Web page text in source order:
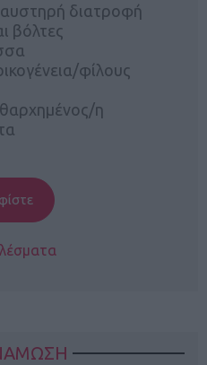
διατροφή
βόλτες
φίλους
η